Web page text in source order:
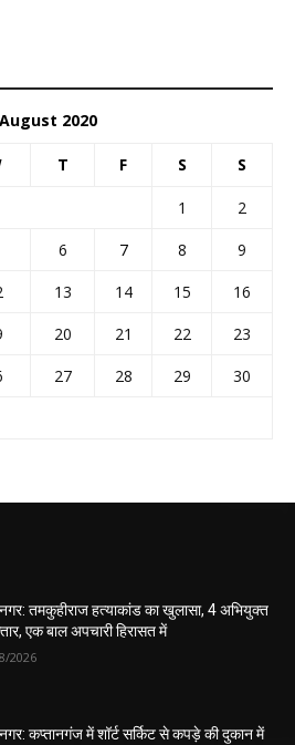
August 2020
T F S S
1
2
6 7 8
9
13 14 15
16
20 21 22
23
27 28 29
30
तमकुहीराज हत्याकांड का खुलासा, 4 अभियुक्त
एक बाल अपचारी हिरासत में
2026
कप्तानगंज में शॉर्ट सर्किट से कपड़े की दुकान में